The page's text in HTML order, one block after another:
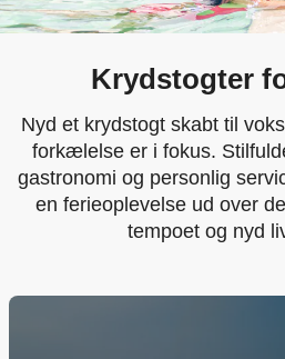
Krydstogter
Nyd et krydstogt skabt til
forkælelse er i fokus.
gastronomi og personlig
en ferieoplevelse ud over
tempoet og nyd